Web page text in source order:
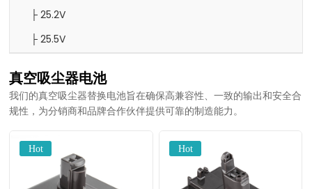
├ 25.2V
├ 25.5V
真空吸尘器电池
我们的真空吸尘器替换电池旨在确保高兼容性、一致的输出和安全合
规性，为分销商和品牌合作伙伴提供可靠的制造能力。